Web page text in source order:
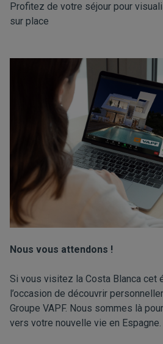
Profitez de votre séjour pour
sur place
Nous vous attendons !
Si vous visitez la Costa Blanca cet
l’occasion de découvrir
Groupe VAPF. Nous sommes là
vers votre nouvelle vie en Espagne.